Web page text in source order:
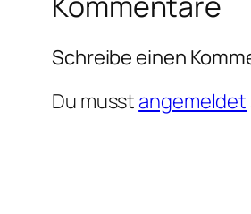
Schreibe einen
Du musst angemeldet